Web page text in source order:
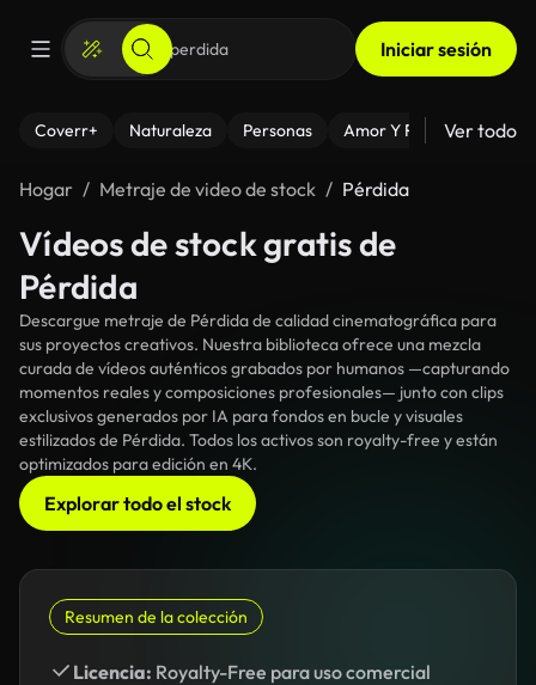
Iniciar sesión
Coverr+ Naturaleza Personas Amor Y Relaciones
Ver todo
Hogar Metraje de video de stock Pérdida
Vídeos de stock gratis de
Pérdida
Descargue metraje de Pérdida de calidad cinematográfica para
sus proyectos creativos. Nuestra biblioteca ofrece una mezcla
curada de vídeos auténticos grabados por humanos —capturando
momentos reales y composiciones profesionales— junto con clips
exclusivos generados por IA para fondos en bucle y visuales
estilizados de Pérdida. Todos los activos son royalty-free y están
optimizados para edición en 4K.
Explorar todo el stock
Resumen de la colección
Licencia: Royalty-Free para uso comercial